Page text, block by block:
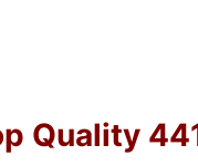
Quality